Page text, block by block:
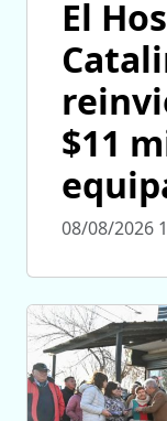
El
$11
08/08/2026